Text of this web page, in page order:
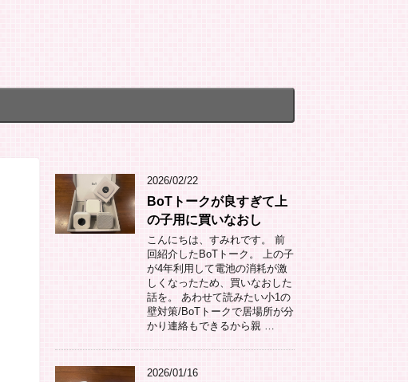
2026/02/22
BoTトークが良すぎて上
の子用に買いなおし
こんにちは、すみれです。 前
回紹介したBoTトーク。 上の子
が4年利用して電池の消耗が激
しくなったため、買いなおした
話を。 あわせて読みたい小1の
壁対策/BoTトークで居場所が分
かり連絡もできるから親 …
2026/01/16